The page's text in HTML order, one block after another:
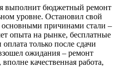
выполнит бюджетный ремонт
уровне. Остановил свой
основными причинами стали –
опыта на рынке, бесплатные
только после сдачи
ожидания – ремонт
качественная работа,